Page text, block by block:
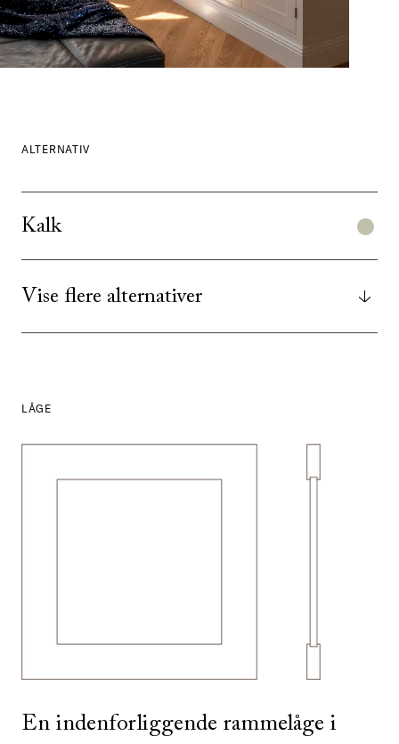
ALTERNATIV
Kalk
Vise flere alternativer
LÅGE
En indenforliggende rammelåge i